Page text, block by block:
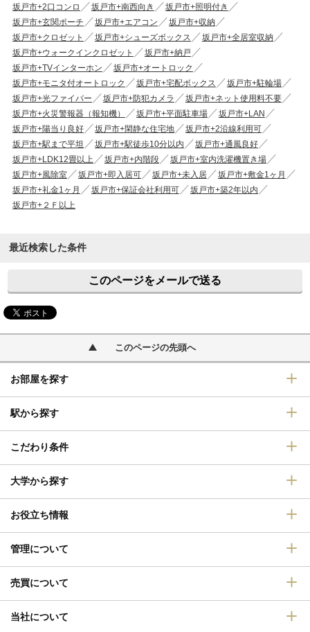
坂戸市+2口コンロ
坂戸市+南西向き
坂戸市+照明付き
坂戸市+玄関ポーチ
坂戸市+エアコン
坂戸市+収納
坂戸市+クロゼット
坂戸市+シューズボックス
坂戸市+全居室収納
坂戸市+ウォークインクロゼット
坂戸市+納戸
坂戸市+TVインターホン
坂戸市+オートロック
坂戸市+モニタ付オートロック
坂戸市+宅配ボックス
坂戸市+駐輪場
坂戸市+光ファイバー
坂戸市+防犯カメラ
坂戸市+ネット使用料不要
坂戸市+火災警報器（報知機）
坂戸市+平面駐車場
坂戸市+LAN
坂戸市+陽当り良好
坂戸市+閑静な住宅地
坂戸市+2沿線利用可
坂戸市+駅まで平坦
坂戸市+駅徒歩10分以内
坂戸市+通風良好
坂戸市+LDK12畳以上
坂戸市+内階段
坂戸市+室内洗濯機置き場
坂戸市+風除室
坂戸市+即入居可 坂戸市+未入居
坂戸市+敷金1ヶ月
坂戸市+礼金1ヶ月
坂戸市+保証会社利用可
坂戸市+築2年以内
坂戸市+２Ｆ以上
最近検索した条件
このページをメールで送る
このページの先頭へ
お部屋を探す
駅から探す
こだわり条件
大学から探す
お役立ち情報
管理について
売買について
当社について